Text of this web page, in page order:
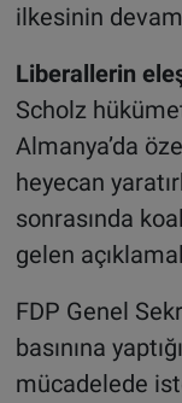
ilkesinin
Liberallerin
Scholz
Almanya’da
heyecan
sonrasında
gelen
FDP Genel
basınına
mücadelede